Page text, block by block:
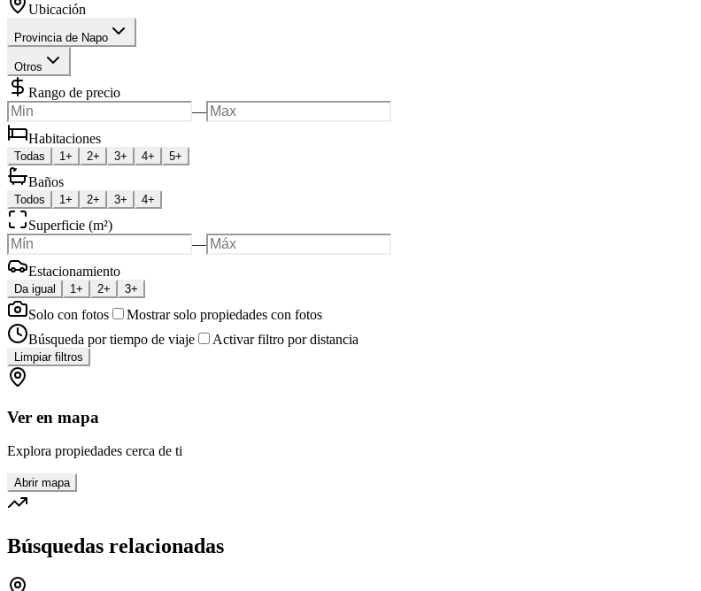
Ubicación
Provincia de Napo
Otros
Rango de precio
—
Habitaciones
Todas 1+ 2+ 3+ 4+ 5+
Baños
Todos 1+ 2+ 3+ 4+
Superficie (m²)
—
Estacionamiento
Da igual 1+ 2+ 3+
Solo con fotos
Mostrar solo propiedades con fotos
Búsqueda por tiempo de viaje
Activar filtro por distancia
Limpiar filtros
Ver en mapa
Explora propiedades cerca de ti
Abrir mapa
Búsquedas relacionadas